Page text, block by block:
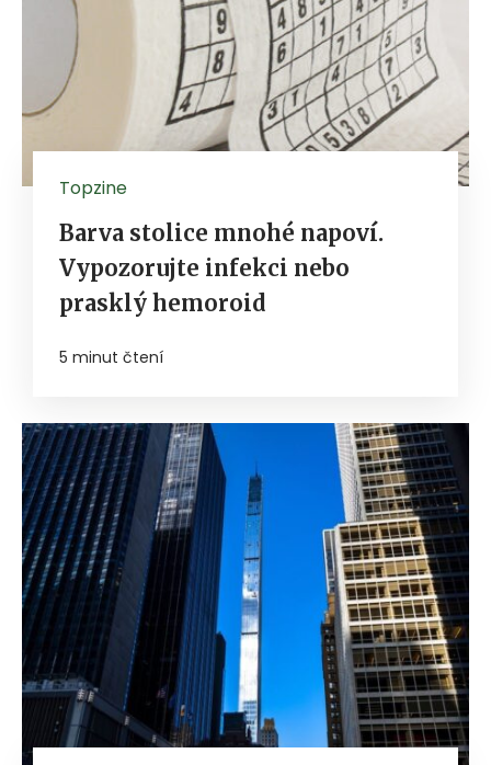
Topzine
Barva stolice mnohé napoví.
Vypozorujte infekci nebo
prasklý hemoroid
5 minut čtení